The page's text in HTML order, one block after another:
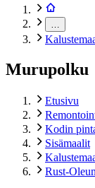
Murupolku
Etusivu
Kodin
Sisämaalit
Rust-